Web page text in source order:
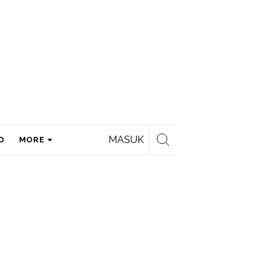
MASUK
MORE